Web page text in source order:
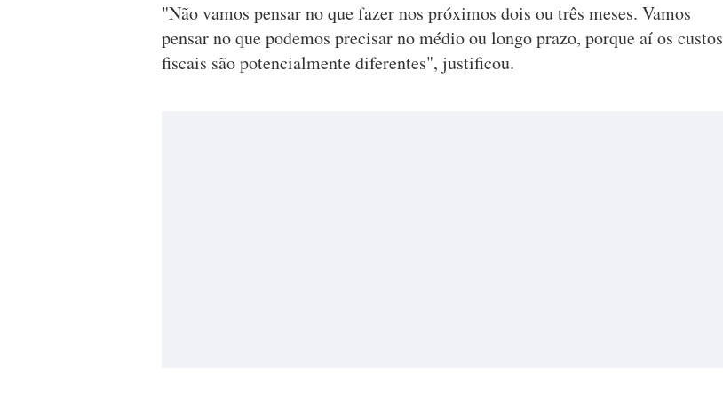
"Não vamos pensar no que fazer nos próximos dois ou três meses. Vamos
pensar no que podemos precisar no médio ou longo prazo, porque aí os custos
fiscais são potencialmente diferentes", justificou.